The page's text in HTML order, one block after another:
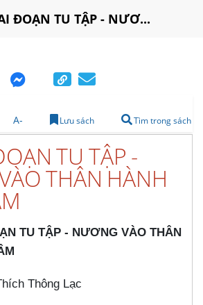
ĐOẠN TU TẬP - NƯƠ...
A- Lưu sách Tìm trong sách
TU TẬP -
THÂN HÀNH
TU TẬP - NƯƠNG VÀO THÂN
Thông Lạc